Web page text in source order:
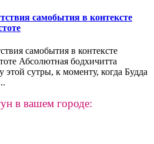
самобытия в контексте
самобытия в контексте
Абсолютная бодхичитта
этой сутры, к моменту, когда Будда
в вашем городе: